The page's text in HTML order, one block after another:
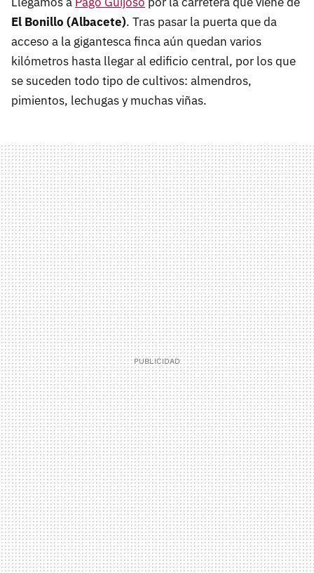
El Bonillo (Albacete). Tras pasar la puerta que da
acceso a la gigantesca finca aún quedan varios
kilómetros hasta llegar al edificio central, por los que
se suceden todo tipo de cultivos: almendros,
pimientos, lechugas y muchas viñas.